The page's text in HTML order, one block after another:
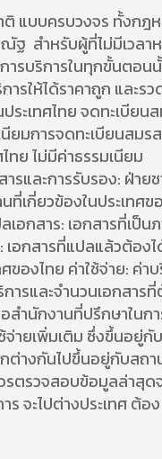
แบบครบวงจร ทั้งกฎ
สำหรับผู้ที่ไม่มีเวลา
การบริการในทุกขั้นตอ
ให้ได้ราคาถูก และรว
ระเทศไทย จดทะเบียน
ยมการจดทะเบียนสมร
ทย ไม่มีค่าธรรมเนียม
และการรับรอง: ฝ่าย
เกี่ยวข้องในประเทศ
อกสาร: เอกสารที่เป็น
เอกสารที่แปลแล้วต้อง
ของไทย ค่าใช้จ่าย: ค่า
รและจำนวนเอกสาร
สำนักงานที่ปรึกษาในก
จ่ายเพิ่มเติม ซึ่งขึ้นอยู่กั
ต่างกันไปขึ้นอยู่กับสถา
รตรวจสอบข้อมูลล่าสุด
จะไปต่างประเทศ ต้อ